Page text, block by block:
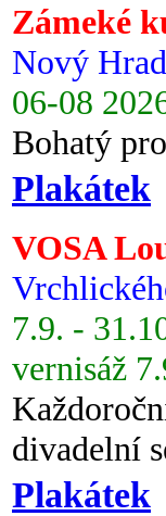
Zámeké
Nový
06-08
Bohatý
Plakátek
VOSA
7.9. -
vernisáž
divadelní
Plakátek